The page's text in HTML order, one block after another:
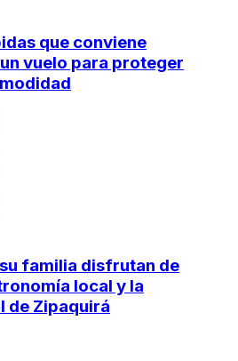
que conviene
vuelo para proteger
familia disfrutan de
local y la
de Zipaquirá